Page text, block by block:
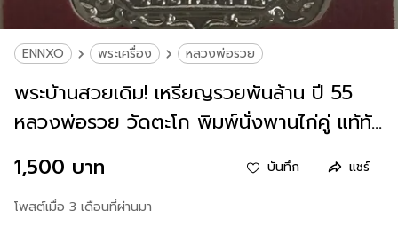
ENNXO พระเครื่อง หลวงพ่อรวย
พระบ้านสวยเดิม! เหรียญรวยพันล้าน ปี 55
หลวงพ่อรวย วัดตะโก พิมพ์นั่งพานไก่คู่ แท้ทัน
1,500 บาท บันทึก แชร์
โพสต์เมื่อ 3 เดือนที่ผ่านมา